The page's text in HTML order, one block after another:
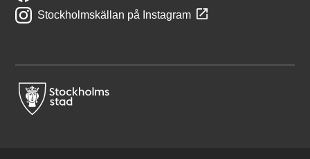
Stockholmskällan på Instagram